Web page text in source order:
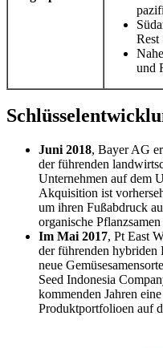
Rest
und
Juni 2018, Bayer AG
der führenden
Unternehmen auf dem
Akquisition ist
um ihren Fußabdruck
organische
Im Mai 2017, Pt East
der führenden hybriden
neue
Seed Indonesia
kommenden Jahren
Produktportfolioen auf